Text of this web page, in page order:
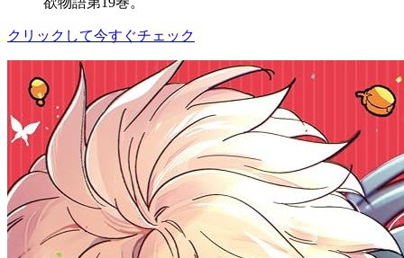
クリックして今すぐチェック